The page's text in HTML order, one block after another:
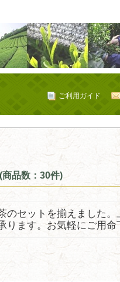
ご利用ガイド
品数：30件)
のセットを揃えました
ります。お気軽にご用命